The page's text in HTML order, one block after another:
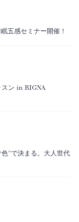
五感セミナー開催！
スン in RIGNA
”で決まる。大人世代